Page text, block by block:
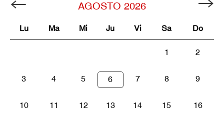
AGOSTO 2026
Lu Ma Mi Ju Vi Sa Do
1 2
3 4 5 6 7 8 9
10 11 12 13 14 15 16